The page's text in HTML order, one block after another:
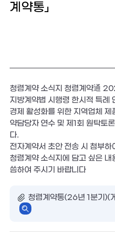
계약통」
청렴계약 소식지 청렴계약通
지방계약법 시행령 한시적 특례
경제 활성화를 위한 지역업체 제
약담당자 연수 및 제1회 원탁토
다.
전자계약서 초안 전송 시 첨부하
청렴계약 소식지에 담고 싶은
씀하여 주시기 바랍니다
청렴계약통(26년 1분기